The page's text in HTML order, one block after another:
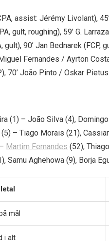
assist: Jérémy Livolant),
gult, roughing), 59’ G.
gult), 90’ Jan Bednarek
Fernandes / Ayrton
70’ João Pinto / Oskar
(1) – João Silva (4),
– Tiago Morais (21),
Martim Fernandes (52),
Samu Aghehowa (9), Borja
mål
i alt